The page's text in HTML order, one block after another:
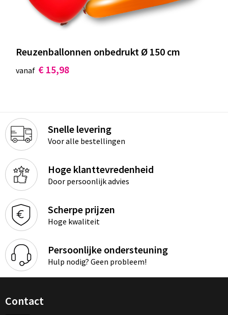
Reuzenballonnen onbedrukt Ø 150 cm
vanaf € 15,98
Snelle levering
Voor alle bestellingen
Hoge klanttevredenheid
Door persoonlijk advies
Scherpe prijzen
Hoge kwaliteit
Persoonlijke ondersteuning
Hulp nodig? Geen probleem!
Contact